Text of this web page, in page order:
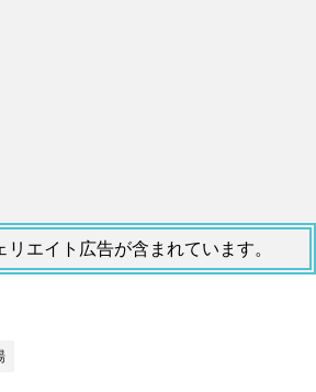
リエイト広告が含まれています。